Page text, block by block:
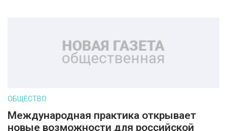
ОБЩЕСТВО
Международная практика открывает
новые возможности для российской